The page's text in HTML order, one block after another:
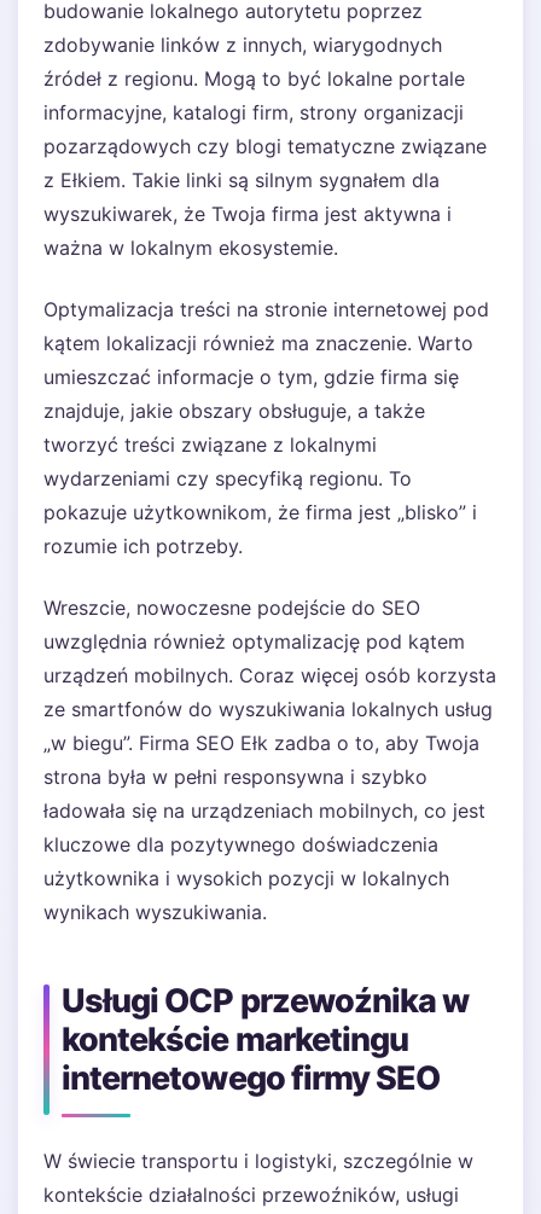
budowanie lokalnego autorytetu poprzez
zdobywanie linków z innych, wiarygodnych
źródeł z regionu. Mogą to być lokalne portale
informacyjne, katalogi firm, strony organizacji
pozarządowych czy blogi tematyczne związane
z Ełkiem. Takie linki są silnym sygnałem dla
wyszukiwarek, że Twoja firma jest aktywna i
ważna w lokalnym ekosystemie.
Optymalizacja treści na stronie internetowej pod
kątem lokalizacji również ma znaczenie. Warto
umieszczać informacje o tym, gdzie firma się
znajduje, jakie obszary obsługuje, a także
tworzyć treści związane z lokalnymi
wydarzeniami czy specyfiką regionu. To
pokazuje użytkownikom, że firma jest „blisko” i
rozumie ich potrzeby.
Wreszcie, nowoczesne podejście do SEO
uwzględnia również optymalizację pod kątem
urządzeń mobilnych. Coraz więcej osób korzysta
ze smartfonów do wyszukiwania lokalnych usług
„w biegu”. Firma SEO Ełk zadba o to, aby Twoja
strona była w pełni responsywna i szybko
ładowała się na urządzeniach mobilnych, co jest
kluczowe dla pozytywnego doświadczenia
użytkownika i wysokich pozycji w lokalnych
wynikach wyszukiwania.
Usługi OCP przewoźnika w
kontekście marketingu
internetowego firmy SEO
W świecie transportu i logistyki, szczególnie w
kontekście działalności przewoźników, usługi